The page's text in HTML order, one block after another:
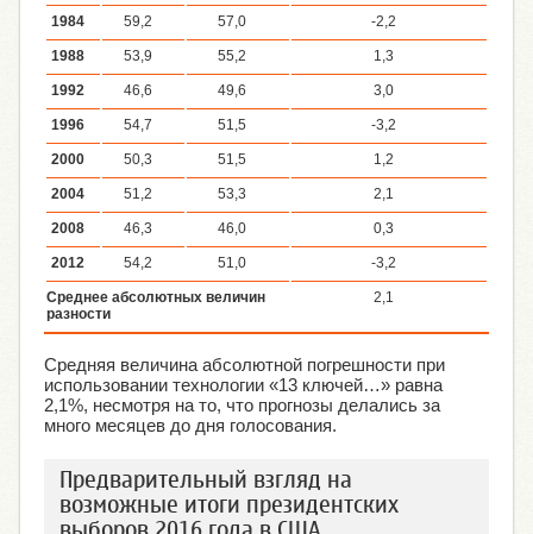
1984 59,2 57,0 -2,2
1988 53,9 55,2 1,3
1992 46,6 49,6 3,0
1996 54,7 51,5 -3,2
2000 50,3 51,5 1,2
2004 51,2 53,3 2,1
2008 46,3 46,0 0,3
2012 54,2 51,0 -3,2
Среднее абсолютных величин
разности
2,1
Средняя величина абсолютной погрешности при
использовании технологии «13 ключей…» равна
2,1%, несмотря на то, что прогнозы делались за
много месяцев до дня голосования.
Предварительный взгляд на
возможные итоги президентских